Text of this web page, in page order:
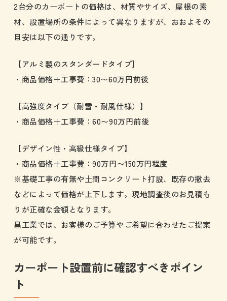
2台分のカーポートの価格は、材質やサイズ、屋根の素
材、設置場所の条件によって異なりますが、おおよその
目安は以下の通りです。
【アルミ製のスタンダードタイプ】
・商品価格＋工事費：30〜60万円前後
【高強度タイプ（耐雪・耐風仕様）】
・商品価格＋工事費：60〜90万円前後
【デザイン性・高級仕様タイプ】
・商品価格＋工事費：90万円〜150万円程度
※基礎工事の有無や土間コンクリート打設、既存の撤去
などによって価格が上下します。現地調査後のお見積も
りが正確な金額となります。
昌工業では、お客様のご予算やご希望に合わせたご提案
が可能です。
カーポート設置前に確認すべきポイン
ト